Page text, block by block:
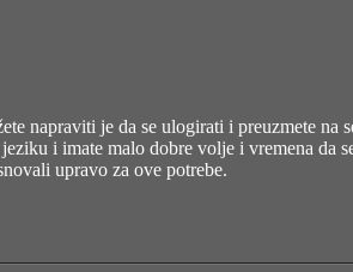
napraviti je da se ulogirati i preuzmete
i imate malo dobre volje i vremena da
upravo za ove potrebe.